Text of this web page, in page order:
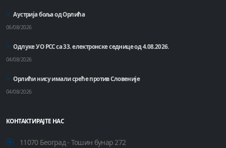
Аустрија боља од Орлића
06/08/2026
Одлуке УО РСС са 33. електронске седнице од 4.08.2026.
04/08/2026
Орлићи нису имали среће против Словеније
04/08/2026
КОНТАКТИРАЈТЕ НАС
11070 Београд - Тошин бунар 272